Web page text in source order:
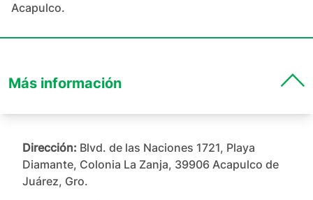
Acapulco.
Más información
Dirección: Blvd. de las Naciones 1721, Playa
Diamante, Colonia La Zanja, 39906 Acapulco de
Juárez, Gro.